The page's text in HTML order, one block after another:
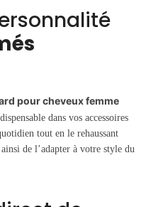
pour cheveux femme
dans vos accessoires
tout en le rehaussant
de l’adapter à votre style du